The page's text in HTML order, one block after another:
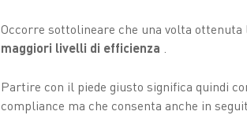
Occorre sottolineare che una volta
maggiori livelli di efficienza .
Partire con il piede giusto significa quindi
compliance ma che consenta anche in